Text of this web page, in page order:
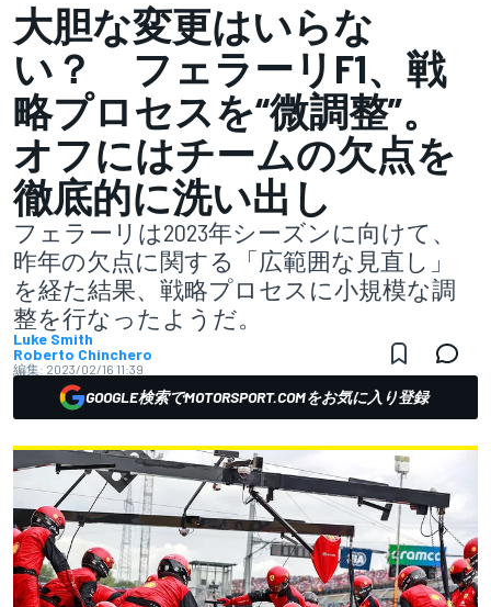
大胆な変更はいらな
い？ フェラーリF1、戦
略プロセスを“微調整”。
オフにはチームの欠点を
徹底的に洗い出し
フェラーリは2023年シーズンに向けて、
昨年の欠点に関する「広範囲な見直し」
を経た結果、戦略プロセスに小規模な調
整を行なったようだ。
Luke Smith
Roberto Chinchero
編集: 2023/02/16 11:39
GOOGLE検索でMOTORSPORT.COMをお気に入り登録